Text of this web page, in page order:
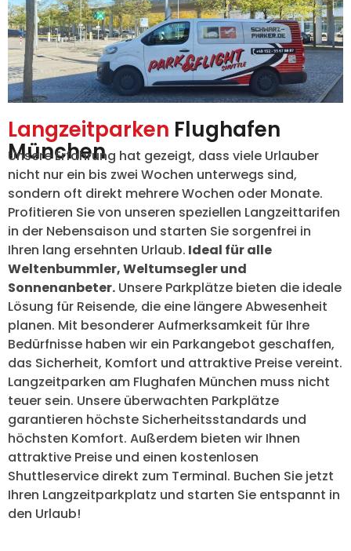
Langzeitparken Flughafen
München
Unsere Erfahrung hat gezeigt, dass viele Urlauber
nicht nur ein bis zwei Wochen unterwegs sind,
sondern oft direkt mehrere Wochen oder Monate.
Profitieren Sie von unseren speziellen Langzeittarifen
in der Nebensaison und starten Sie sorgenfrei in
Ihren lang ersehnten Urlaub. Ideal für alle
Weltenbummler, Weltumsegler und
Sonnenanbeter. Unsere Parkplätze bieten die ideale
Lösung für Reisende, die eine längere Abwesenheit
planen. Mit besonderer Aufmerksamkeit für Ihre
Bedürfnisse haben wir ein Parkangebot geschaffen,
das Sicherheit, Komfort und attraktive Preise vereint.
Langzeitparken am Flughafen München muss nicht
teuer sein. Unsere überwachten Parkplätze
garantieren höchste Sicherheitsstandards und
höchsten Komfort. Außerdem bieten wir Ihnen
attraktive Preise und einen kostenlosen
Shuttleservice direkt zum Terminal. Buchen Sie jetzt
Ihren Langzeitparkplatz und starten Sie entspannt in
den Urlaub!